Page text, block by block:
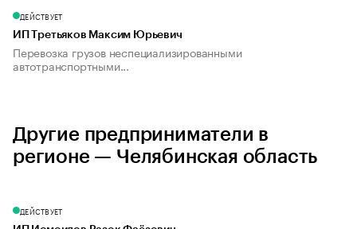
ДЕЙСТВУЕТ
ИП Третьяков Максим Юрьевич
Перевозка грузов неспециализированными
автотранспортными...
Другие предприниматели в
регионе — Челябинская область
ДЕЙСТВУЕТ